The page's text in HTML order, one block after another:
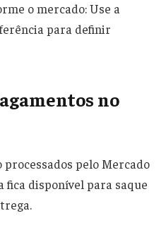
o mercado: Use a
para definir
no
processados pelo Mercado
fica disponível para saque